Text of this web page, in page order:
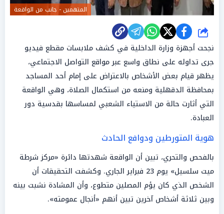
المتهمين - جانب من الواقعة
شارك
نجحت أجهزة وزارة الداخلية في كشف ملابسات مقطع فيديو
جرى تداوله على نطاق واسع عبر مواقع التواصل الاجتماعي،
يظهر قيام بعض الأشخاص بالاعتراض على إمام أحد المساجد
بمحافظة الدقهلية ومنعه من استكمال الصلاة، وهي الواقعة
التي أثارت حالة من الاستياء الشعبي لمساسها بقدسية دور
العبادة.
هوية المتورطين ودوافع الحادث
بالفحص والتحري، تبين أن الواقعة شهدتها دائرة «مركز شرطة
ميت سلسيل» يوم 23 فبراير الجاري. وكشفت التحقيقات أن
الشخص الذي كان يؤم المصلين متطوع، وأن المشادة نشبت بينه
وبين ثلاثة أشخاص آخرين تبين أنهم «أنجال عمومته».